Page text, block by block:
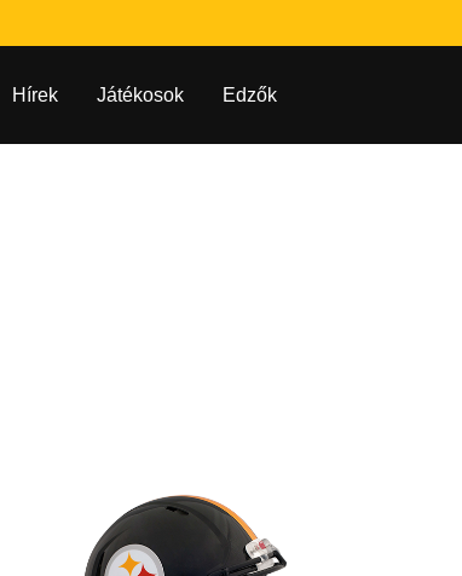
Hírek Játékosok Edzők